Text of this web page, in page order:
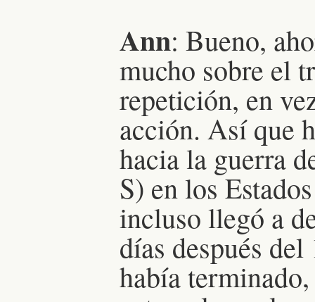
Ann: Bueno,
mucho sobre el
repetición, en
acción. Así que
hacia la guerra
S) en los
incluso llegó a
días después
había